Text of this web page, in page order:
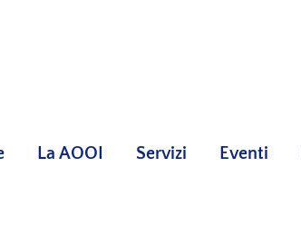
La AOOI Servizi Eventi